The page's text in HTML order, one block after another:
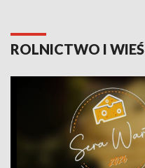
ROLNICTWO I WIEŚ